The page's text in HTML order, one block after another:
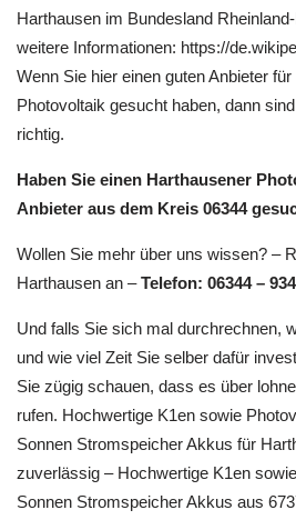
Harthausen im Bundesland
weitere Informationen: https://
Wenn Sie hier einen guten Anbieter
Photovoltaik gesucht haben, dann
richtig.
Haben Sie einen Harthausener
Anbieter aus dem Kreis 06344
Wollen Sie mehr über uns wissen? –
Harthausen an –Telefon: 06344 –
Und falls Sie sich mal durchrechnen,
und wie viel Zeit Sie selber dafür
Sie zügig schauen, dass es über
rufen. Hochwertige K1en sowie
Sonnen Stromspeicher Akkus für
zuverlässig – Hochwertige K1en
Sonnen Stromspeicher Akkus aus